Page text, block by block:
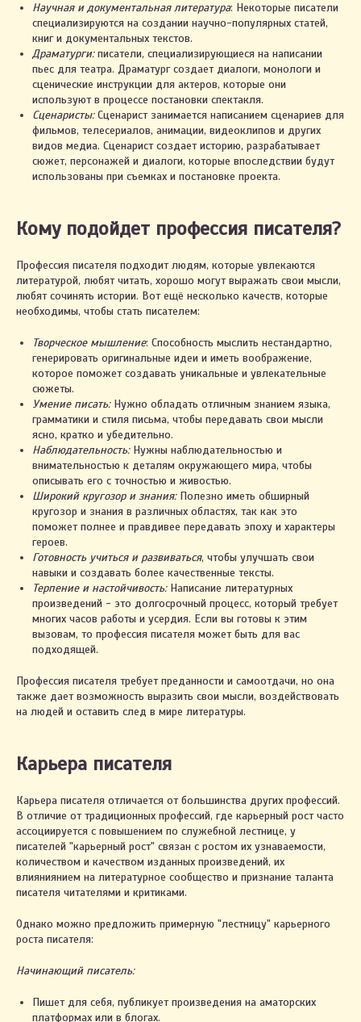
Научная и документальная литература: Некоторые писатели
специализируются на создании научно-популярных статей,
книг и документальных текстов.
Драматурги:писатели, специализирующиеся на написании
пьес для театра. Драматург создает диалоги, монологи и
сценические инструкции для актеров, которые они
используют в процессе постановки спектакля.
Сценаристы:Сценарист занимается написанием сценариев для
фильмов, телесериалов, анимации, видеоклипов и других
видов медиа. Сценарист создает историю, разрабатывает
сюжет, персонажей и диалоги, которые впоследствии будут
использованы при съемках и постановке проекта.
Кому подойдет профессия писателя?
Профессия писателя подходит людям, которые увлекаются
литературой, любят читать, хорошо могут выражать свои мысли,
любят сочинять истории. Вот ещё несколько качеств, которые
необходимы, чтобы стать писателем:
Творческое мышление: Способность мыслить нестандартно,
генерировать оригинальные идеи и иметь воображение,
которое поможет создавать уникальные и увлекательные
сюжеты.
Умение писать:Нужно обладать отличным знанием языка,
грамматики и стиля письма, чтобы передавать свои мысли
ясно, кратко и убедительно.
Наблюдательность:Нужны наблюдательностью и
внимательностью к деталям окружающего мира, чтобы
описывать его с точностью и живостью.
Широкий кругозор и знания:Полезно иметь обширный
кругозор и знания в различных областях, так как это
поможет полнее и правдивее передавать эпоху и характеры
героев.
Готовность учиться и развиваться, чтобы улучшать свои
навыки и создавать более качественные тексты.
Терпение и настойчивость:Написание литературных
произведений - это долгосрочный процесс, который требует
многих часов работы и усердия. Если вы готовы к этим
вызовам, то профессия писателя может быть для вас
подходящей.
Профессия писателя требует преданности и самоотдачи, но она
также дает возможность выразить свои мысли, воздействовать
на людей и оставить след в мире литературы.
Карьера писателя
Карьера писателя отличается от большинства других профессий.
В отличие от традиционных профессий, где карьерный рост часто
ассоциируется с повышением по служебной лестнице, у
писателей "карьерный рост" связан с ростом их узнаваемости,
количеством и качеством изданных произведений, их
влияниянием на литературное сообщество и признание таланта
писателя читателями и критиками.
Однако можно предложить примерную "лестницу" карьерного
роста писателя:
Начинающий писатель:
Пишет для себя, публикует произведения на аматорских
платформах или в блогах.